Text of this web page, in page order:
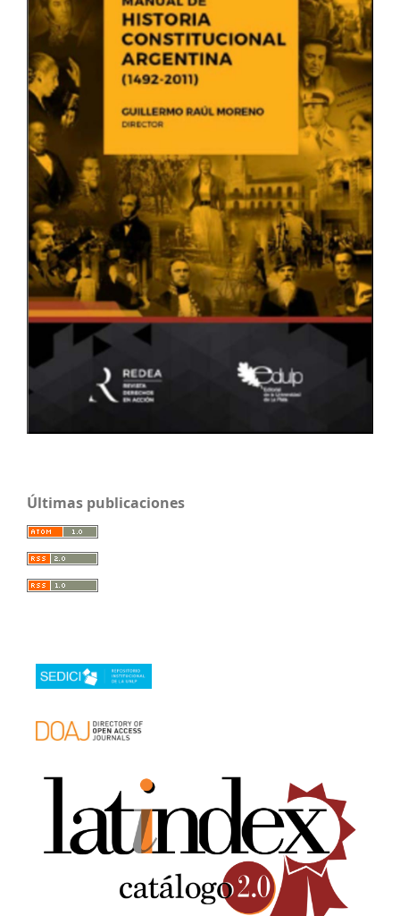
Últimas publicaciones